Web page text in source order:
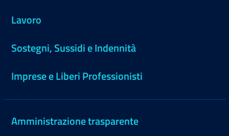
Lavoro
Sostegni, Sussidi e Indennità
Imprese e Liberi Professionisti
Amministrazione trasparente